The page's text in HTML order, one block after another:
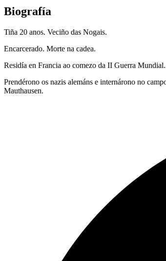
Biografía
Tiña 20 anos. Veciño das Nogais.
Encarcerado. Morte na cadea.
Residía en Francia ao comezo da II Guerra Mundial.
Prendérono os nazis alemáns e internárono no
Mauthausen.